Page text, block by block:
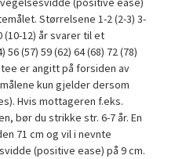
Størrelsene 1-2 (2-3) 3-
(10-12) år svarer til et
(57) 59 (62) 64 (68) 72 (78)
er angitt på forsiden av
kun gjelder dersom
Hvis mottageren f.eks.
bør du strikke str. 6-7 år. En
71 cm og vil i nevnte
(positive ease) på 9 cm.